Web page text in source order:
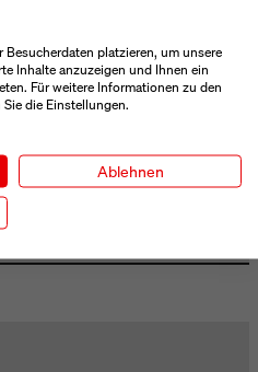
platzieren, um unsere
Inhalte anzuzeigen und Ihnen ein
Für weitere Informationen zu den
die Einstellungen.
Ablehnen